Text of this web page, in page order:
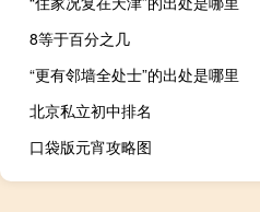
8等于百分之几
“更有邻墙全处士”的出处是哪里
北京私立初中排名
口袋版元宵攻略图